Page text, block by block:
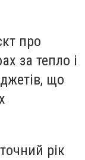
про
за тепло і
що
рік